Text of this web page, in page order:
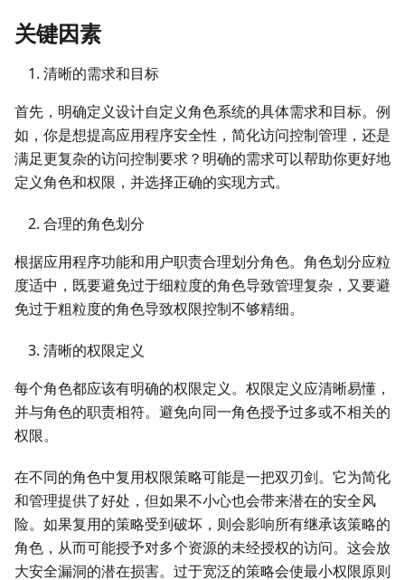
关键因素
清晰的需求和目标
首先，明确定义设计自定义角色系统的具体需求和目标。例
如，你是想提高应用程序安全性，简化访问控制管理，还是
满足更复杂的访问控制要求？明确的需求可以帮助你更好地
定义角色和权限，并选择正确的实现方式。
合理的角色划分
根据应用程序功能和用户职责合理划分角色。角色划分应粒
度适中，既要避免过于细粒度的角色导致管理复杂，又要避
免过于粗粒度的角色导致权限控制不够精细。
清晰的权限定义
每个角色都应该有明确的权限定义。权限定义应清晰易懂，
并与角色的职责相符。避免向同一角色授予过多或不相关的
权限。
在不同的角色中复用权限策略可能是一把双刃剑。它为简化
和管理提供了好处，但如果不小心也会带来潜在的安全风
险。如果复用的策略受到破坏，则会影响所有继承该策略的
角色，从而可能授予对多个资源的未经授权的访问。这会放
大安全漏洞的潜在损害。过于宽泛的策略会使最小权限原则